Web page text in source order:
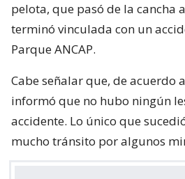
pelota, que pasó de la cancha
terminó vinculada con un
Parque ANCAP.
Cabe señalar que, de acuerdo
informó que no hubo ningún
accidente. Lo único que
mucho tránsito por algunos